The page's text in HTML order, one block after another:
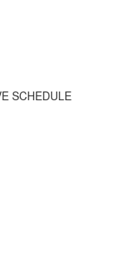
SCHEDULE